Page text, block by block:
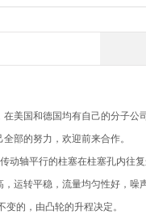
美国和德国均有自己的分子
部的努力，欢迎前来合作。
动轴平行的柱塞在柱塞孔内往
运转平稳，流量均匀性好，
的，由凸轮的升程决定。